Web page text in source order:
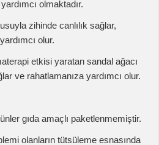
gıda amaçlı paketlenmemiştir.
olanların tütsüleme esnasında
edilmez